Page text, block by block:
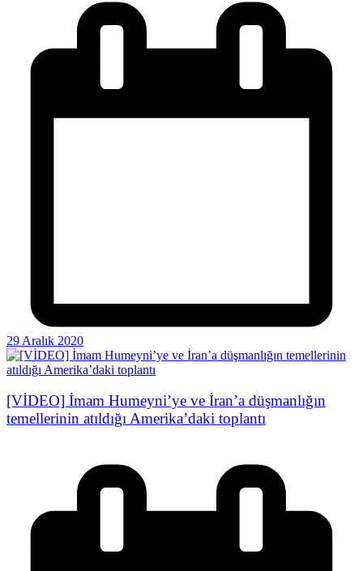
29 Aralık 2020
[VİDEO] İmam Humeyni’ye ve İran’a düşmanlığın
temellerinin atıldığı Amerika’daki toplantı